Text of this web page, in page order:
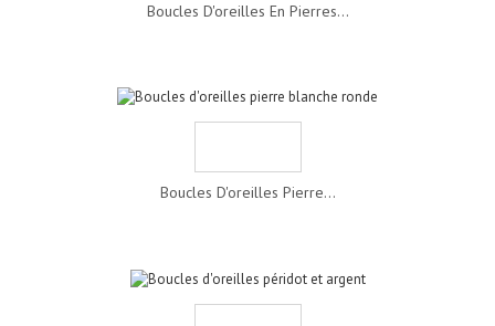
Boucles D'oreilles En Pierres...
Boucles D'oreilles Pierre...